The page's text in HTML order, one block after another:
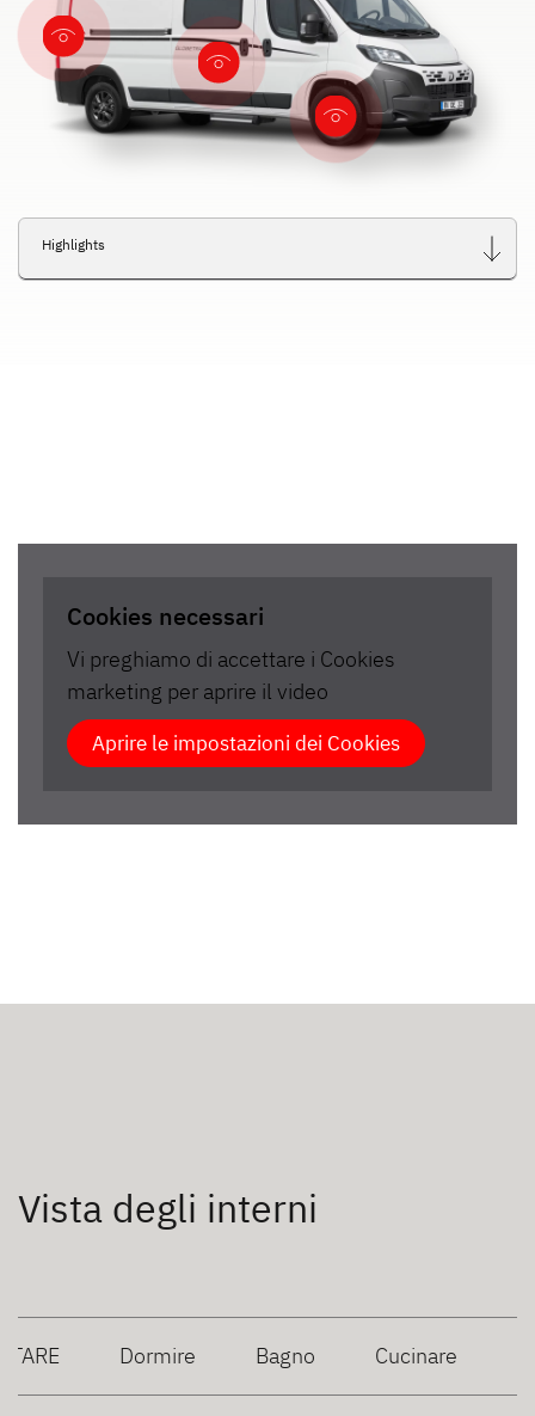
Highlights
Cookies necessari
Vi preghiamo di accettare i Cookies
marketing per aprire il video
Aprire le impostazioni dei Cookies
Vista degli interni
Dormire Bagno Cucinare